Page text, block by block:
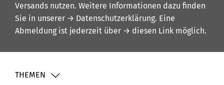
Versands nutzen. Weitere Informationen dazu finden
Sie in unserer → Datenschutzerklärung. Eine
Abmeldung ist jederzeit über → diesen Link möglich.
THEMEN